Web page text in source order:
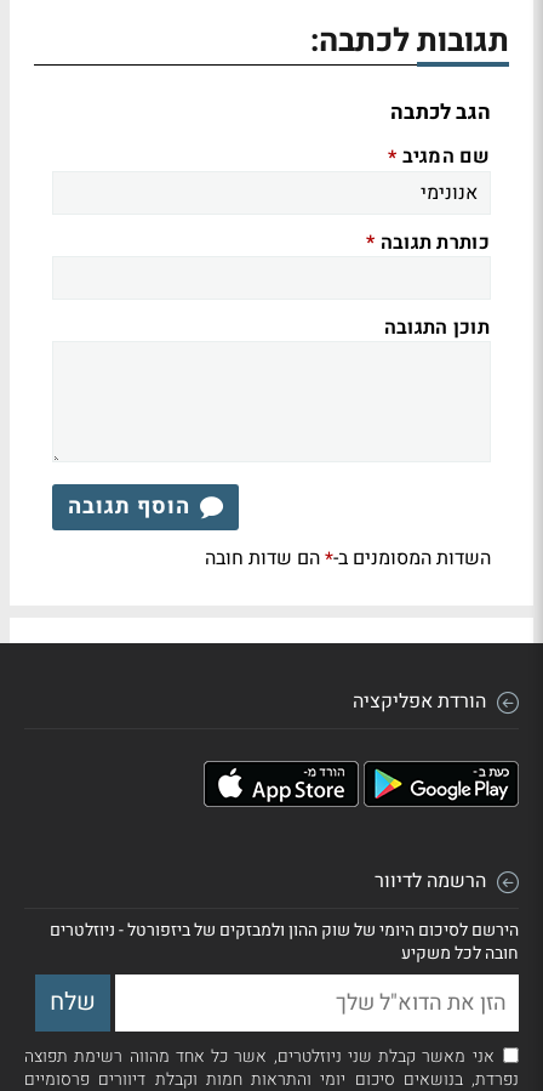
תגובות לכתבה:
הגב לכתבה
שם המגיב *
כותרת תגובה *
תוכן התגובה
הוסף תגובה
השדות המסומנים ב-*הם שדות חובה
הורדת אפליקציה
הרשמה לדיוור
הירשם לסיכום היומי של שוק ההון ולמבזקים של ביזפורטל - ניוזלטרים
חובה לכל משקיע
אני מאשר קבלת שני ניוזלטרים, אשר כל אחד מהווה רשימת תפוצה
נפרדת, בנושאים סיכום יומי והתראות חמות וקבלת דיוורים פרסומיים